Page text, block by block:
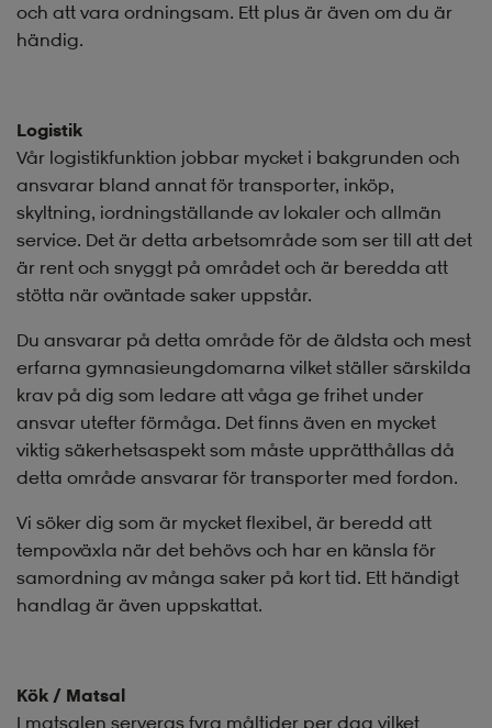
och att vara ordningsam. Ett plus är även om du är
händig.
Logistik
Vår logistikfunktion jobbar mycket i bakgrunden och
ansvarar bland annat för transporter, inköp,
skyltning, iordningställande av lokaler och allmän
service. Det är detta arbetsområde som ser till att det
är rent och snyggt på området och är beredda att
stötta när oväntade saker uppstår.
Du ansvarar på detta område för de äldsta och mest
erfarna gymnasieungdomarna vilket ställer särskilda
krav på dig som ledare att våga ge frihet under
ansvar utefter förmåga. Det finns även en mycket
viktig säkerhetsaspekt som måste upprätthållas då
detta område ansvarar för transporter med fordon.
Vi söker dig som är mycket flexibel, är beredd att
tempoväxla när det behövs och har en känsla för
samordning av många saker på kort tid. Ett händigt
handlag är även uppskattat.
Kök / Matsal
I matsalen serveras fyra måltider per dag vilket